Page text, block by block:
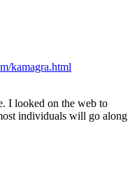
kamagra.html
I looked on the web to
individuals will go along